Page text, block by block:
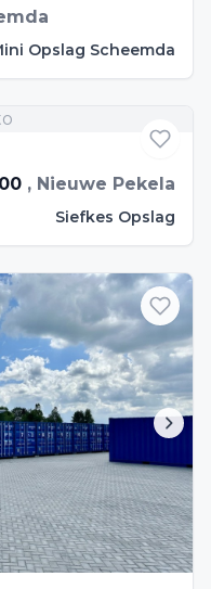
Opslag Scheemda
, Nieuwe Pekela
Siefkes Opslag